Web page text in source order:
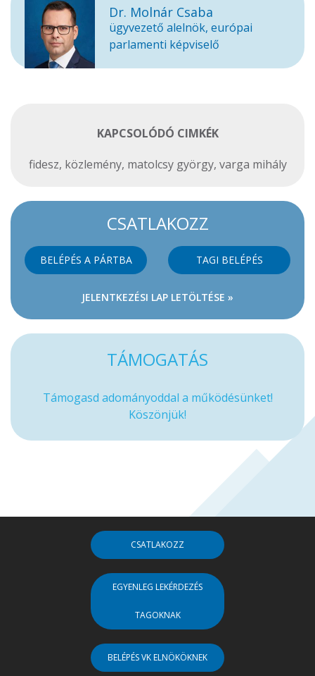
Dr. Molnár Csaba
ügyvezető alelnök, európai
parlamenti képviselő
KAPCSOLÓDÓ CIMKÉK
fidesz, közlemény, matolcsy györgy, varga mihály
CSATLAKOZZ
BELÉPÉS A PÁRTBA TAGI BELÉPÉS
JELENTKEZÉSI LAP LETÖLTÉSE »
TÁMOGATÁS
Támogasd adományoddal a működésünket!
Köszönjük!
CSATLAKOZZ
EGYENLEG LEKÉRDEZÉS
TAGOKNAK
BELÉPÉS VK ELNÖKÖKNEK